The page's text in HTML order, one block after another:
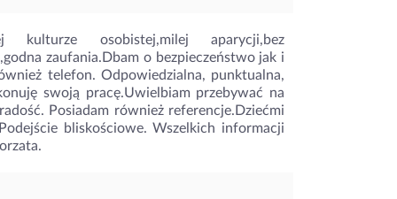
osobistej,milej aparycji,bez
zaufania.Dbam o bezpieczeństwo jak i
telefon. Odpowiedzialna, punktualna,
swoją pracę.Uwielbiam przebywać na
Posiadam również referencje.Dziećmi
bliskościowe. Wszelkich informacji